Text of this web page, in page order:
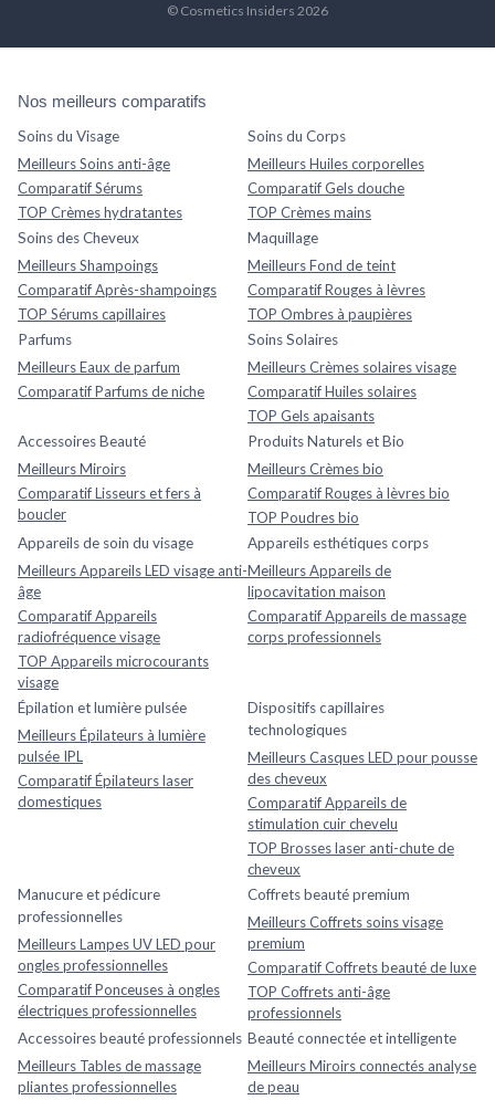
© Cosmetics Insiders 2026
Nos meilleurs comparatifs
Soins du Visage
Meilleurs Soins anti-âge
Comparatif Sérums
TOP Crèmes hydratantes
Soins du Corps
Meilleurs Huiles corporelles
Comparatif Gels douche
TOP Crèmes mains
Soins des Cheveux
Meilleurs Shampoings
Comparatif Après-shampoings
TOP Sérums capillaires
Maquillage
Meilleurs Fond de teint
Comparatif Rouges à lèvres
TOP Ombres à paupières
Parfums
Meilleurs Eaux de parfum
Comparatif Parfums de niche
Soins Solaires
Meilleurs Crèmes solaires visage
Comparatif Huiles solaires
TOP Gels apaisants
Accessoires Beauté
Meilleurs Miroirs
Comparatif Lisseurs et fers à
boucler
Produits Naturels et Bio
Meilleurs Crèmes bio
Comparatif Rouges à lèvres bio
TOP Poudres bio
Appareils de soin du visage
Meilleurs Appareils LED visage anti-
âge
Comparatif Appareils
radiofréquence visage
TOP Appareils microcourants
visage
Appareils esthétiques corps
Meilleurs Appareils de
lipocavitation maison
Comparatif Appareils de massage
corps professionnels
Épilation et lumière pulsée
Meilleurs Épilateurs à lumière
pulsée IPL
Comparatif Épilateurs laser
domestiques
Dispositifs capillaires
technologiques
Meilleurs Casques LED pour pousse
des cheveux
Comparatif Appareils de
stimulation cuir chevelu
TOP Brosses laser anti-chute de
cheveux
Manucure et pédicure
professionnelles
Meilleurs Lampes UV LED pour
ongles professionnelles
Comparatif Ponceuses à ongles
électriques professionnelles
Coffrets beauté premium
Meilleurs Coffrets soins visage
premium
Comparatif Coffrets beauté de luxe
TOP Coffrets anti-âge
professionnels
Accessoires beauté professionnels
Meilleurs Tables de massage
pliantes professionnelles
Beauté connectée et intelligente
Meilleurs Miroirs connectés analyse
de peau